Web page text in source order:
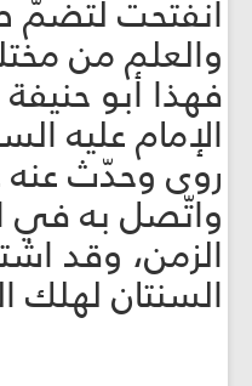
انفتحت لتضمّ
والعلم من
فهذا أبو
الإمام عليه
روى وحدّث عنه
واتّصل به في
الزمن، وقد
السنتان لهلك